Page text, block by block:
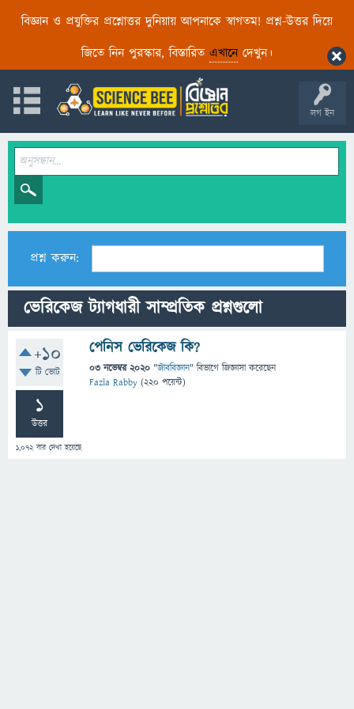
বিজ্ঞান ও প্রযুক্তির প্রশ্নোত্তর দুনিয়ায় আপনাকে স্বাগতম! প্রশ্ন-উত্তর দিয়ে
জিতে নিন পুরস্কার, বিস্তারিত এখানেদেখুন।
লগ ইন
প্রশ্ন করুন:
ভেরিকেজ ট্যাগধারী সাম্প্রতিক প্রশ্নগুলো
+10
টি ভোট
1
উত্তর
1,072বার দেখা হয়েছে
পেনিস ভেরিকেজ কি?
03 নভেম্বর 2020 "জীববিজ্ঞান" বিভাগে জিজ্ঞাসাকরেছেন
Fazla Rabby (220 পয়েন্ট)